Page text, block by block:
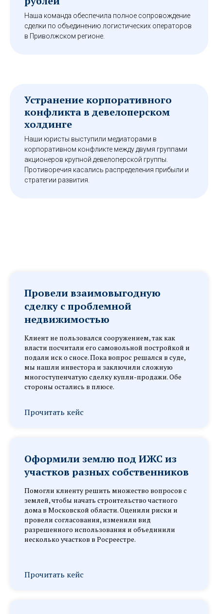
Наша команда обеспечила полное сопровождение
сделки по объединению логистических операторов
в Приволжском регионе.
Устранение корпоративного
конфликта в девелоперском
холдинге
Наши юристы выступили медиаторами в
корпоративном конфликте между двумя группами
акционеров крупной девелоперской группы.
Противоречия касались распределения прибыли и
стратегии развития.
Провели взаимовыгодную
сделку с проблемной
недвижимостью
Клиент не пользовался сооружением, так как
власти посчитали его самовольной постройкой и
подали иск о сносе. Пока вопрос решался в суде,
мы нашли инвестора и заключили сложную
многоступенчатую сделку купли-продажи. Обе
стороны остались в плюсе.
Прочитать кейс
Оформили землю под ИЖС из
участков разных собственников
Помогли клиенту решить множество вопросов с
землей, чтобы начать строительство частного
дома в Московской области. Оценили риски и
провели согласования, изменили вид
разрешенного использования и объединили
несколько участков в Росреестре.
Прочитать кейс